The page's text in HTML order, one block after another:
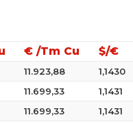
€ /Tm Cu $/€
11.923,88
1,1430
11.699,33
1,1431
11.699,33
1,1431